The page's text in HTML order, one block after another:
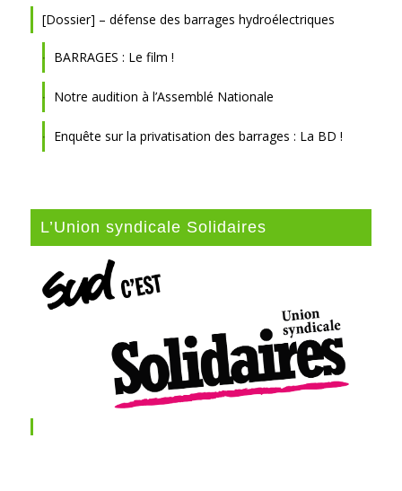
[Dossier] – défense des barrages hydroélectriques
BARRAGES : Le film !
Notre audition à l’Assemblé Nationale
Enquête sur la privatisation des barrages : La BD !
L’Union syndicale Solidaires